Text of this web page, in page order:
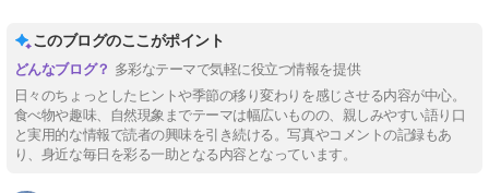
このブログのここがポイント
多彩なテーマで気軽に役立つ情報を提供
日々のちょっとしたヒントや季節の移り変わりを感じさせる内容が中心。
食べ物や趣味、自然現象までテーマは幅広いものの、親しみやすい語り口
と実用的な情報で読者の興味を引き続ける。写真やコメントの記録もあ
り、身近な毎日を彩る一助となる内容となっています。